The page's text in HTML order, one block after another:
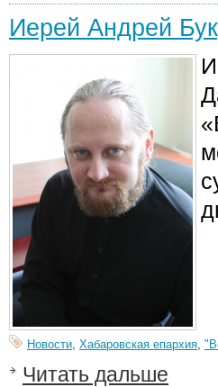
Иерей Андрей
Новости, Хабаровская епархия,
Читать дальше